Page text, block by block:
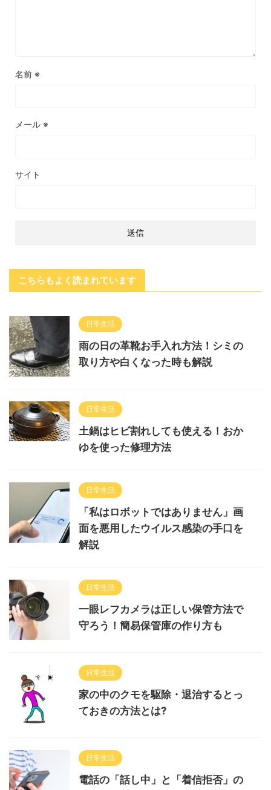
名前 ※
メール ※
サイト
こちらもよく読まれています
日常生活
雨の日の革靴お手入れ方法！シミの
取り方や白くなった時も解説
日常生活
土鍋はヒビ割れしても使える！おか
ゆを使った修理方法
日常生活
「私はロボットではありません」画
面を悪用したウイルス感染の手口を
解説
日常生活
一眼レフカメラは正しい保管方法で
守ろう！簡易保管庫の作り方も
日常生活
家の中のクモを駆除・退治するとっ
ておきの方法とは?
日常生活
電話の「話し中」と「着信拒否」の